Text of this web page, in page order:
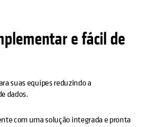
e fácil de
suas equipes reduzindo a
dados.
com uma solução integrada e pronta